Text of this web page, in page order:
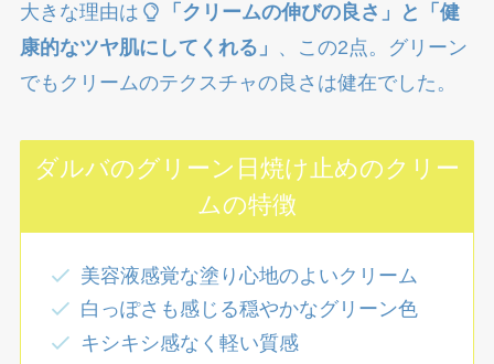
大きな理由は
「クリームの伸びの良さ」と「健
康的なツヤ肌にしてくれる」 、この2点。グリーン
でもクリームのテクスチャの良さは健在でした。
ダルバのグリーン日焼け止めのクリー
ムの特徴
美容液感覚な塗り心地のよいクリーム
白っぽさも感じる穏やかなグリーン色
キシキシ感なく軽い質感